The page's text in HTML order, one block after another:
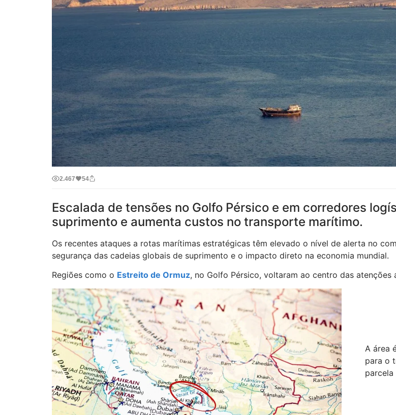
2.467 54
Escalada de tensões no Golfo Pérsico e em corredores
suprimento e aumenta custos no transporte marítimo.
Os recentes ataques a rotas marítimas estratégicas têm elevado o nível de alerta no
segurança das cadeias globais de suprimento e o impacto direto na economia mundial.
Regiões como o Estreito de Ormuz, no Golfo Pérsico, voltaram ao centro das
A área
para o